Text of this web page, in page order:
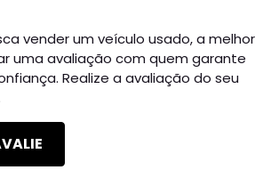
vender um veículo usado, a melhor
uma avaliação com quem garante
Realize a avaliação do seu